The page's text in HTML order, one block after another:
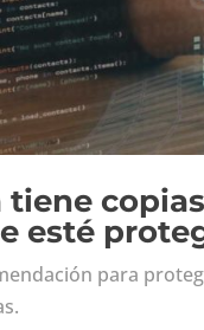
tiene
esté
para